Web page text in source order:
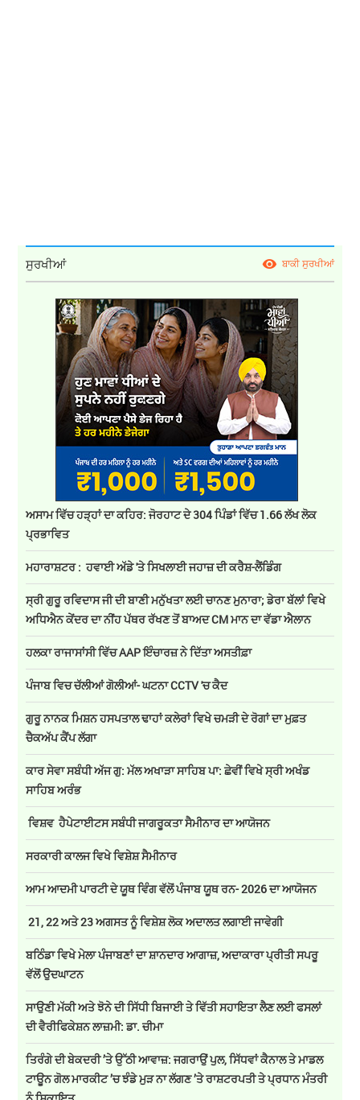
ਸੁਰਖੀਆਂ ਬਾਕੀ ਸੁਰਖੀਆਂ
ਅਸਾਮ ਵਿੱਚ ਹੜ੍ਹਾਂ ਦਾ ਕਹਿਰ: ਜੋਰਹਾਟ ਦੇ 304 ਪਿੰਡਾਂ ਵਿੱਚ 1.66 ਲੱਖ ਲੋਕ
ਪ੍ਰਭਾਵਿਤ
ਮਹਾਰਾਸ਼ਟਰ : ਹਵਾਈ ਅੱਡੇ 'ਤੇ ਸਿਖਲਾਈ ਜਹਾਜ਼ ਦੀ ਕਰੈਸ਼-ਲੈਂਡਿੰਗ
ਸ੍ਰੀ ਗੁਰੂ ਰਵਿਦਾਸ ਜੀ ਦੀ ਬਾਣੀ ਮਨੁੱਖਤਾ ਲਈ ਚਾਨਣ ਮੁਨਾਰਾ; ਡੇਰਾ ਬੱਲਾਂ ਵਿਖੇ
ਅਧਿਐਨ ਕੇਂਦਰ ਦਾ ਨੀਂਹ ਪੱਥਰ ਰੱਖਣ ਤੋਂ ਬਾਅਦ CM ਮਾਨ ਦਾ ਵੱਡਾ ਐਲਾਨ
ਹਲਕਾ ਰਾਜਾਸਾਂਸੀ ਵਿੱਚ AAP ਇੰਚਾਰਜ਼ ਨੇ ਦਿੱਤਾ ਅਸਤੀਫ਼ਾ
ਪੰਜਾਬ ਵਿਚ ਚੱਲੀਆਂ ਗੋਲੀਆਂ- ਘਟਨਾ CCTV 'ਚ ਕੈਦ
ਗੁਰੂ ਨਾਨਕ ਮਿਸ਼ਨ ਹਸਪਤਾਲ ਢਾਹਾਂ ਕਲੇਰਾਂ ਵਿਖੇ ਚਮੜੀ ਦੇ ਰੋਗਾਂ ਦਾ ਮੁਫ਼ਤ
ਚੈਕਅੱਪ ਕੈਂਪ ਲੱਗਾ
ਕਾਰ ਸੇਵਾ ਸਬੰਧੀ ਅੱਜ ਗੁ: ਮੱਲ ਅਖਾੜਾ ਸਾਹਿਬ ਪਾ: ਛੇਵੀਂ ਵਿਖੇ ਸ੍ਰੀ ਅਖੰਡ
ਸਾਹਿਬ ਅਰੰਭ
ਵਿਸ਼ਵ ਹੈਪੇਟਾਈਟਸ ਸਬੰਧੀ ਜਾਗਰੂਕਤਾ ਸੈਮੀਨਾਰ ਦਾ ਆਯੋਜਨ
ਸਰਕਾਰੀ ਕਾਲਜ ਵਿਖੇ ਵਿਸ਼ੇਸ਼ ਸੈਮੀਨਾਰ
ਆਮ ਆਦਮੀ ਪਾਰਟੀ ਦੇ ਯੂਥ ਵਿੰਗ ਵੱਲੋਂ ਪੰਜਾਬ ਯੂਥ ਰਨ- 2026 ਦਾ ਆਯੋਜਨ
21, 22 ਅਤੇ 23 ਅਗਸਤ ਨੂੰ ਵਿਸ਼ੇਸ਼ ਲੋਕ ਅਦਾਲਤ ਲਗਾਈ ਜਾਵੇਗੀ
ਬਠਿੰਡਾ ਵਿਖੇ ਮੇਲਾ ਪੰਜਾਬਣਾਂ ਦਾ ਸ਼ਾਨਦਾਰ ਆਗਾਜ਼, ਅਦਾਕਾਰਾ ਪ੍ਰੀਤੀ ਸਪਰੂ
ਵੱਲੋਂ ਉਦਘਾਟਨ
ਸਾਉਣੀ ਮੱਕੀ ਅਤੇ ਝੋਨੇ ਦੀ ਸਿੱਧੀ ਬਿਜਾਈ ਤੇ ਵਿੱਤੀ ਸਹਾਇਤਾ ਲੈਣ ਲਈ ਫਸਲਾਂ
ਦੀ ਵੈਰੀਫਿਕੇਸ਼ਨ ਲਾਜ਼ਮੀ: ਡਾ. ਚੀਮਾ
ਤਿਰੰਗੇ ਦੀ ਬੇਕਦਰੀ ’ਤੇ ਉੱਠੀ ਆਵਾਜ਼: ਜਗਰਾਉਂ ਪੁਲ, ਸਿੱਧਵਾਂ ਕੈਨਾਲ ਤੇ ਮਾਡਲ
ਟਾਊਨ ਗੋਲ ਮਾਰਕੀਟ ’ਚ ਝੰਡੇ ਮੁੜ ਨਾ ਲੱਗਣ ’ਤੇ ਰਾਸ਼ਟਰਪਤੀ ਤੇ ਪ੍ਰਧਾਨ ਮੰਤਰੀ